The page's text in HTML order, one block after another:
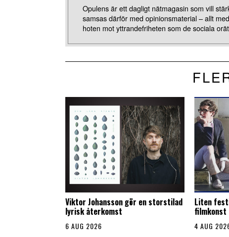
Opulens är ett dagligt nätmagasin som vill
samsas därför med opinionsmaterial – allt
hoten mot yttrandefriheten som de sociala
Viktor Johansson gör en storstilad
lyrisk återkomst
6 AUG 2026
Liten
filmkonst
4 AUG